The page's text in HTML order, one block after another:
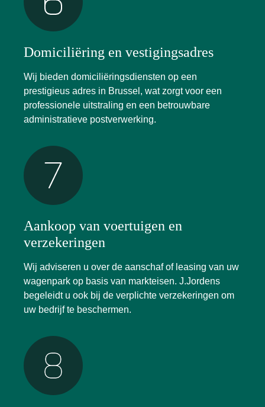
Domiciliëring en vestigingsadres
Wij bieden domiciliëringsdiensten op een
prestigieus adres in Brussel, wat zorgt voor een
professionele uitstraling en een betrouwbare
administratieve postverwerking.
Aankoop van voertuigen en
verzekeringen
Wij adviseren u over de aanschaf of leasing van uw
wagenpark op basis van markteisen. J.Jordens
begeleidt u ook bij de verplichte verzekeringen om
uw bedrijf te beschermen.